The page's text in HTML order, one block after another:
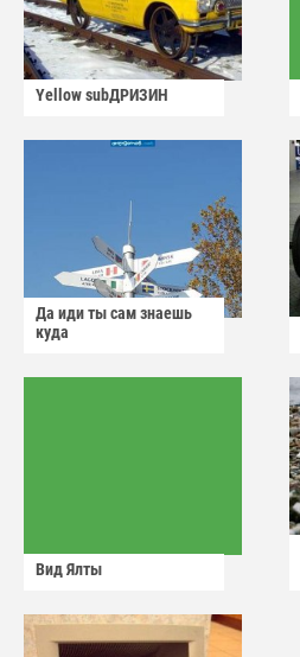
Yellow subДРИЗИН
Да иди ты сам знаешь
куда
Вид Ялты